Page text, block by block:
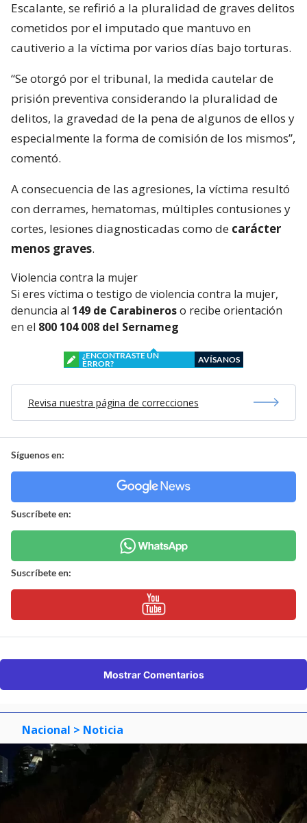
Escalante, se refirió a la pluralidad de graves delitos
cometidos por el imputado que mantuvo en
cautiverio a la víctima por varios días bajo torturas.
“Se otorgó por el tribunal, la medida cautelar de
prisión preventiva considerando la pluralidad de
delitos, la gravedad de la pena de algunos de ellos y
especialmente la forma de comisión de los mismos”,
comentó.
A consecuencia de las agresiones, la víctima resultó
con derrames, hematomas, múltiples contusiones y
cortes, lesiones diagnosticadas como de carácter
menos graves.
Violencia contra la mujer
Si eres víctima o testigo de violencia contra la mujer,
denuncia al 149 de Carabineroso recibe orientación
en el 800 104 008 del Sernameg
¿ENCONTRASTE UN
ERROR?
AVÍSANOS
Revisa nuestra página de correcciones
Síguenos en:
Suscríbete en:
Suscríbete en:
Mostrar Comentarios
Nacional > Noticia